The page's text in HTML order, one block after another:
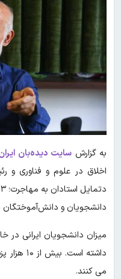
به گزارش سایت دیده‌بان
اخلاق در علوم و فناوری
دانشجویان و دانش‌آموختگان ۴۰ درصد است.
می کنند.